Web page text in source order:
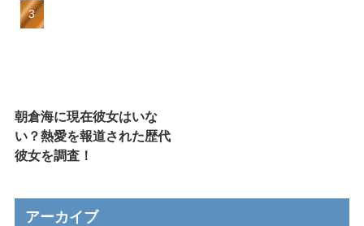
朝倉海に現在彼女はいな
い？熱愛を報道された歴代
彼女を調査！
アーカイブ